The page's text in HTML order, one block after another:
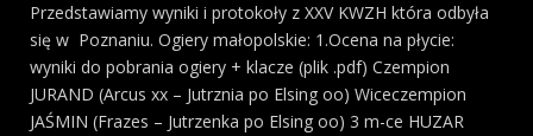
Przedstawiamy wyniki i protokoły z XXV KWZH która odbyła
się w Poznaniu. Ogiery małopolskie: 1.Ocena na płycie:
wyniki do pobrania ogiery + klacze (plik .pdf) Czempion
JURAND (Arcus xx – Jutrznia po Elsing oo) Wiceczempion
JAŚMIN (Frazes – Jutrzenka po Elsing oo) 3 m-ce HUZAR